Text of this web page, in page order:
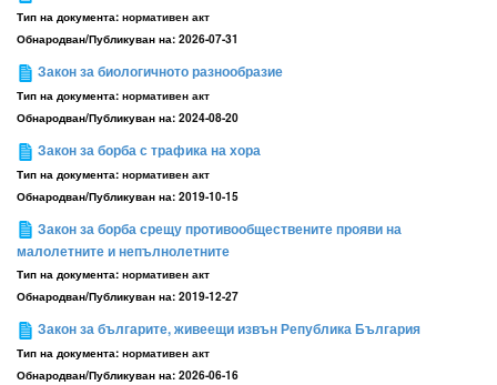
Тип на документа: нормативен акт
Обнародван/Публикуван на: 2026-07-31
Закон за биологичното разнообразие
Тип на документа: нормативен акт
Обнародван/Публикуван на: 2024-08-20
Закон за борба с трафика на хора
Тип на документа: нормативен акт
Обнародван/Публикуван на: 2019-10-15
Закон за борба срещу противообществените прояви на
малолетните и непълнолетните
Тип на документа: нормативен акт
Обнародван/Публикуван на: 2019-12-27
Закон за българите, живеещи извън Република България
Тип на документа: нормативен акт
Обнародван/Публикуван на: 2026-06-16